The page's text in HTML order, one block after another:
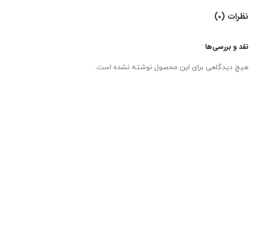
نظرات (۰)
نقد و بررسی‌ها
هیچ دیدگاهی برای این محصول نوشته نشده است.